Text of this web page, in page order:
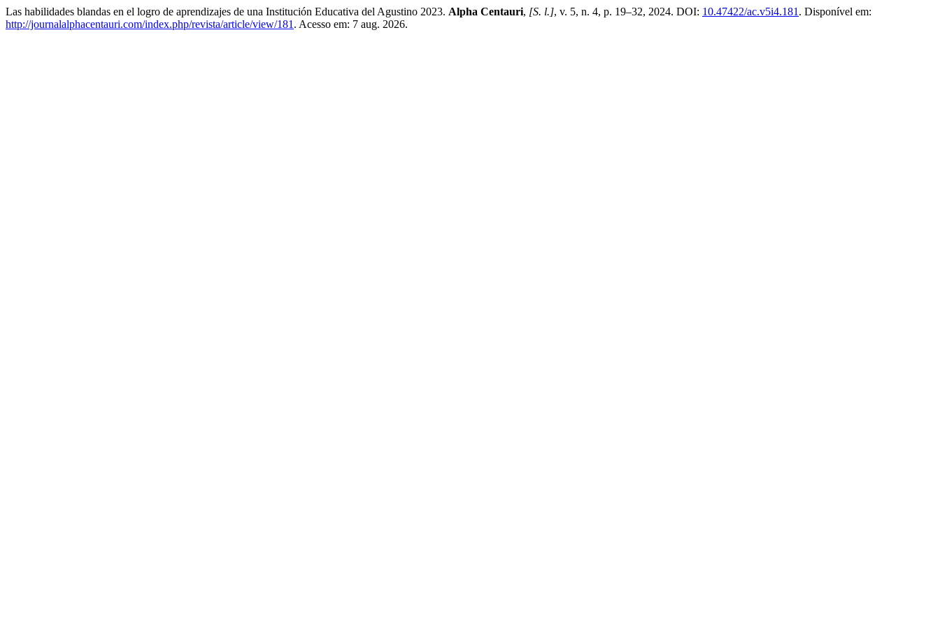
Las habilidades blandas en el logro de aprendizajes de una Institución Educativa del Agustino 2023. Alpha Centauri, [S. l.], v. 5, n. 4, p. 19–32, 2024. DOI: 10.47422/ac.v5i4.181 . Disponível em:
http://journalalphacentauri.com/index.php/revista/article/view/181 . Acesso em: 7 aug. 2026.